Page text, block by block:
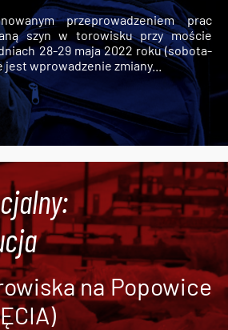
przeprowadzeniem prac
szyn w torowisku przy moście
28-29 maja 2022 roku (sobota-
wprowadzenie zmiany...
na Popowice